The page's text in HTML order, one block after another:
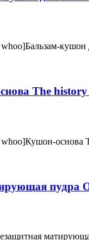
The
whoo]Кушон-
пудра